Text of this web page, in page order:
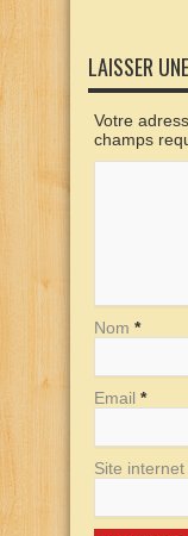
LAISSER
Votre
champs
Nom *
Email *
Site internet